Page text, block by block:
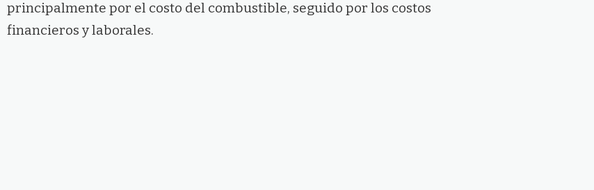
principalmente por el costo del combustible, seguido por los costos
financieros y laborales.